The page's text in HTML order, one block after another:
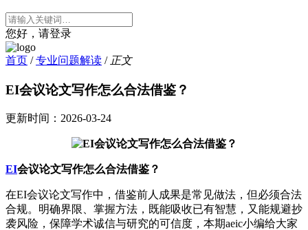
您好，请登录
首页 / 专业问题解读 / 正文
EI会议论文写作怎么合法借鉴？
更新时间： 2026-03-24
EI会议论文写作怎么合法借鉴？
在EI会议论文写作中，借鉴前人成果是常见做法，但必须合法
合规。明确界限、掌握方法，既能吸收已有智慧，又能规避抄
袭风险，保障学术诚信与研究的可信度，本期aeic小编给大家